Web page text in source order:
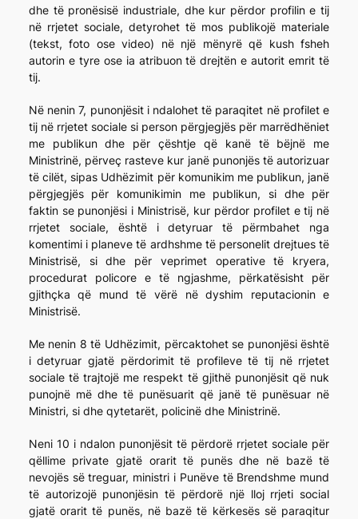
dhe të pronësisë industriale, dhe kur përdor profilin e tij
në rrjetet sociale, detyrohet të mos publikojë materiale
(tekst, foto ose video) në një mënyrë që kush fsheh
autorin e tyre ose ia atribuon të drejtën e autorit emrit të
tij.
Në nenin 7, punonjësit i ndalohet të paraqitet në profilet e
tij në rrjetet sociale si person përgjegjës për marrëdhëniet
me publikun dhe për çështje që kanë të bëjnë me
Ministrinë, përveç rasteve kur janë punonjës të autorizuar
të cilët, sipas Udhëzimit për komunikim me publikun, janë
përgjegjës për komunikimin me publikun, si dhe për
faktin se punonjësi i Ministrisë, kur përdor profilet e tij në
rrjetet sociale, është i detyruar të përmbahet nga
komentimi i planeve të ardhshme të personelit drejtues të
Ministrisë, si dhe për veprimet operative të kryera,
procedurat policore e të ngjashme, përkatësisht për
gjithçka që mund të vërë në dyshim reputacionin e
Ministrisë.
Me nenin 8 të Udhëzimit, përcaktohet se punonjësi është
i detyruar gjatë përdorimit të profileve të tij në rrjetet
sociale të trajtojë me respekt të gjithë punonjësit që nuk
punojnë më dhe të punësuarit që janë të punësuar në
Ministri, si dhe qytetarët, policinë dhe Ministrinë.
Neni 10 i ndalon punonjësit të përdorë rrjetet sociale për
qëllime private gjatë orarit të punës dhe në bazë të
nevojës së treguar, ministri i Punëve të Brendshme mund
të autorizojë punonjësin të përdorë një lloj rrjeti social
gjatë orarit të punës, në bazë të kërkesës së paraqitur